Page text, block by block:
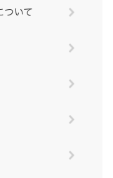
ついて